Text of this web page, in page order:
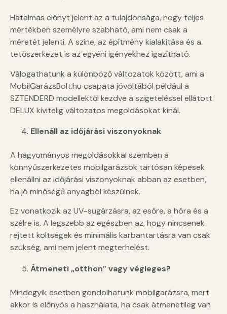
Hatalmas előnyt jelent az a tulajdonsága, hogy teljes
mértékben személyre szabható, ami nem csak a
méretét jelenti. A színe, az építmény kialakítása és a
tetőszerkezet is az egyéni igényekhez igazítható.
Válogathatunk a különböző változatok között, ami a
MobilGarázsBolt.hu csapata jóvoltából például a
SZTENDERD modellektől kezdve a szigeteléssel ellátott
DELUX kivitelig változatos megoldásokat kínál.
Ellenáll az időjárási viszonyoknak
A hagyományos megoldásokkal szemben a
könnyűszerkezetes mobilgarázsok tartósan képesek
ellenállni az időjárási viszonyoknak abban az esetben,
ha jó minőségű anyagból készülnek.
Ez vonatkozik az UV-sugárzásra, az esőre, a hóra és a
szélre is. A legszebb az egészben az, hogy nincsenek
rejtett költségek és minimális karbantartásra van csak
szükség, ami nem jelent megterhelést.
Átmeneti „otthon” vagy végleges?
Mindegyik esetben gondolhatunk mobilgarázsra, mert
akkor is előnyös a használata, ha csak átmenetileg van